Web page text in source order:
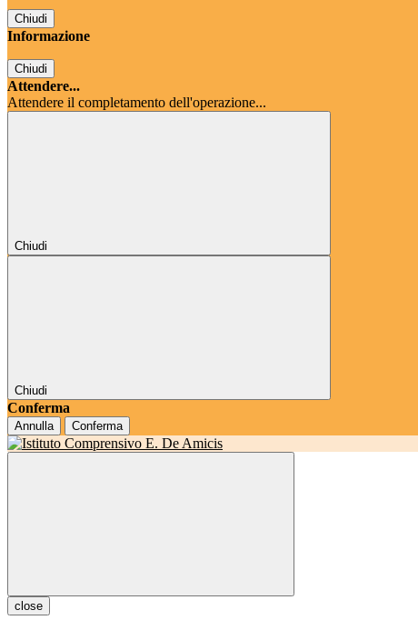
Chiudi
Informazione
Chiudi
Attendere...
Attendere il completamento dell'operazione...
Chiudi
Chiudi
Conferma
Annulla Conferma
close